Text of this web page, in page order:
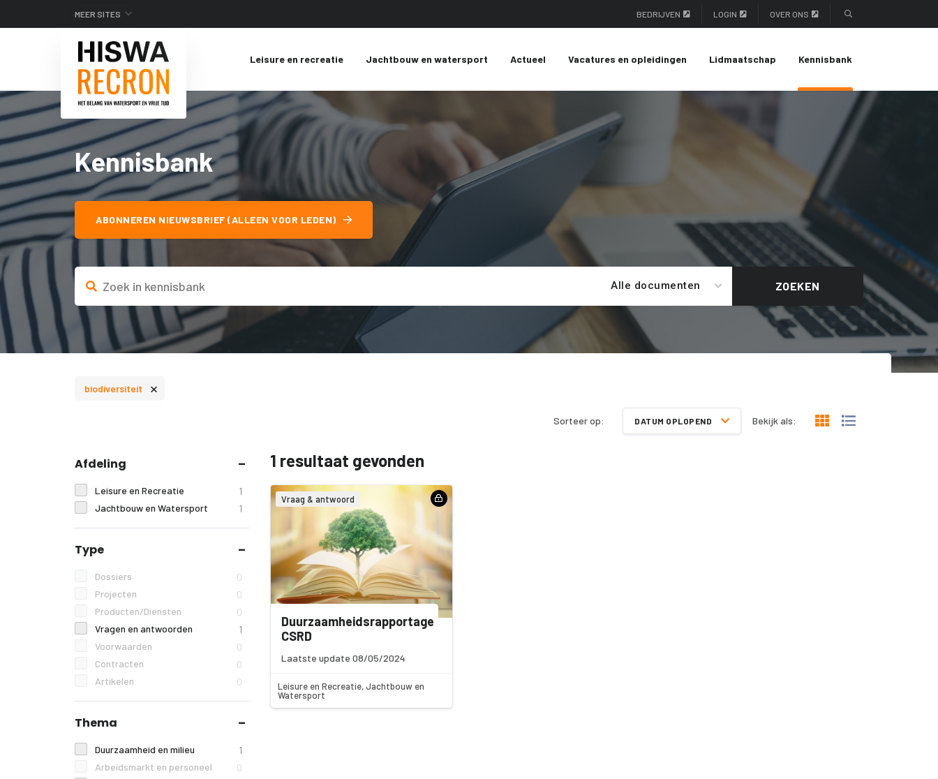
MEER SITES BEDRIJVEN LOGIN OVER ONS
Leisure en recreatie Jachtbouw en watersport Actueel Vacatures en opleidingen Lidmaatschap Kennisbank
Kennisbank
ABONNEREN NIEUWSBRIEF (ALLEEN VOOR LEDEN)
Alle documenten ZOEKEN
biodiversiteit ×
Sorteer op: DATUM OPLOPEND Bekijk als:
Afdeling
Leisure en Recreatie 1
Jachtbouw en Watersport 1
Type
Dossiers 0
Projecten 0
Producten/Diensten 0
Vragen en antwoorden 1
Voorwaarden 0
Contracten 0
Artikelen 0
Thema
Duurzaamheid en milieu 1
Arbeidsmarkt en personeel 0
1 resultaat gevonden
Vraag & antwoord
Duurzaamheidsrapportage
CSRD
Laatste update 08/05/2024
Leisure en Recreatie, Jachtbouw en
Watersport